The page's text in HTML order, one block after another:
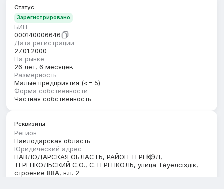
Статус
Зарегистрировано
БИН
000140006646
Дата регистрации
27.01.2000
На рынке
26 лет, 6 месяцев
Размерность
Малые предприятия (<= 5)
Форма собственности
Частная собственность
Реквизиты
Регион
Павлодарская область
Юридический адрес
ПАВЛОДАРСКАЯ ОБЛАСТЬ, РАЙОН ТЕРЕҢКӨЛ,
ТЕРЕНКОЛЬСКИЙ С.О., С.ТЕРЕНКОЛЬ, улица Тәуелсіздік,
строение 88А, н.п. 2